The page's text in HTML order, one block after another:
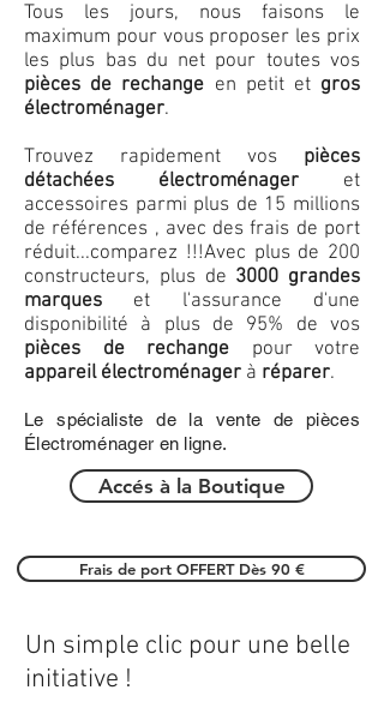
Tous les jours, nous faisons le
maximum pour vous proposer les prix
les plus bas du net pour toutes vos
pièces de rechange en petit et gros
électroménager.
Trouvez rapidement vos pièces
détachées électroménager et
accessoires parmi plus de 15 millions
de références , avec des frais de port
réduit...comparez !!!Avec plus de 200
constructeurs, plus de 3000 grandes
marques et l'assurance d'une
disponibilité à plus de 95% de vos
pièces de rechange pour votre
appareil électroménager à réparer.
Le spécialiste de la vente de pièces
Électroménager en ligne.
Accés à la Boutique
Frais de port OFFERT Dès 90 €
Un simple clic pour une belle
initiative !